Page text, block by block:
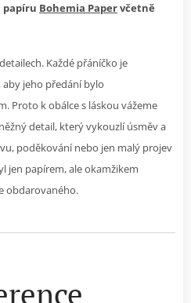
Bohemia Papervčetně
Každé přáníčko je
aby jeho předání bylo
Proto k obálce s láskou vážeme
detail, který vykouzlí úsměv a
poděkování nebo jen malý projev
jen papírem, ale okamžikem
obdarovaného.